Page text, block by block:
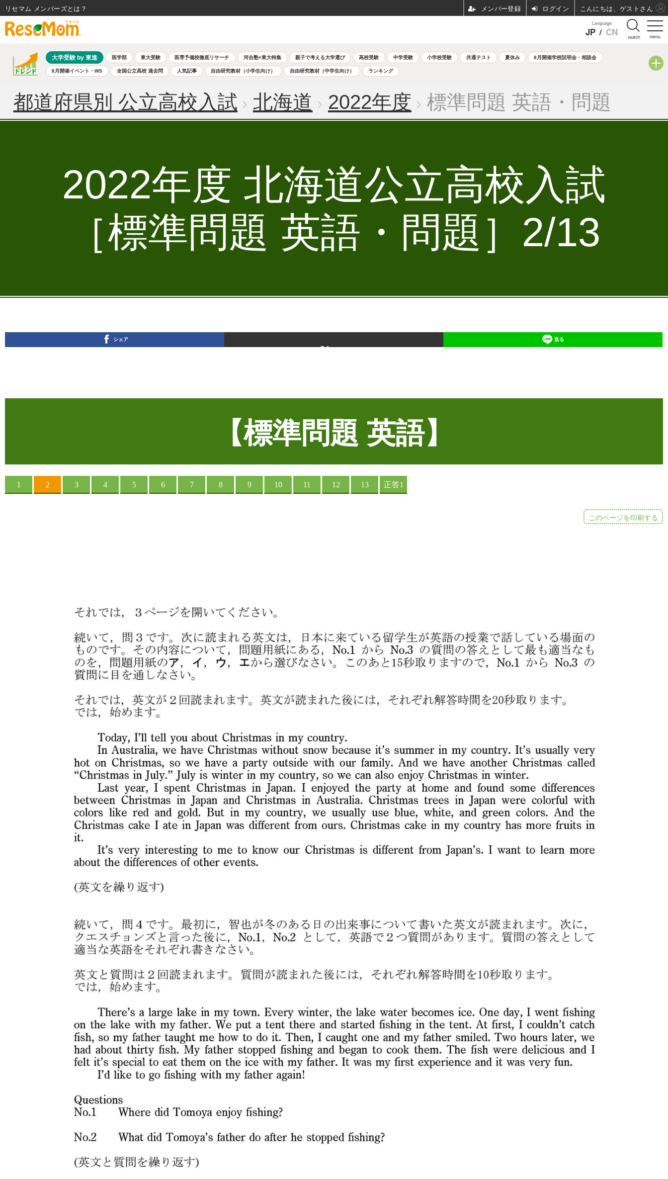
menu
Language
JP / CN search
大学受験 by 東進 医学部 東大受験 医専予備校徹底リサーチ 河合塾×東大特集 親子で考える大学選び 高校受験 中学受験 小学校受験 共通テスト 夏休み 8月開催学校説明会・相談会
8月開催イベント・WS 全国公立高校 過去問 人気記事 自由研究教材（小学生向け） 自由研究教材（中学生向け） ランキング
都道府県別 公立高校入試 北海道 2022年度 標準問題 英語・問題
2022年度 北海道公立高校入試
［標準問題 英語・問題］2/13
シェア 送る
【標準問題 英語】
このページを印刷する
リセマム メンバーズ ログイン こんにちは、ゲストさん